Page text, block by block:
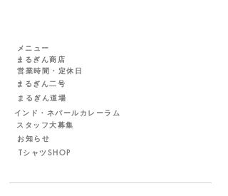
メニュー
まるぎん商店
営業時間・定休日
まるぎん二号
まるぎん道場
インド・ネパールカレーラム
スタッフ大募集
お知らせ
TシャツSHOP